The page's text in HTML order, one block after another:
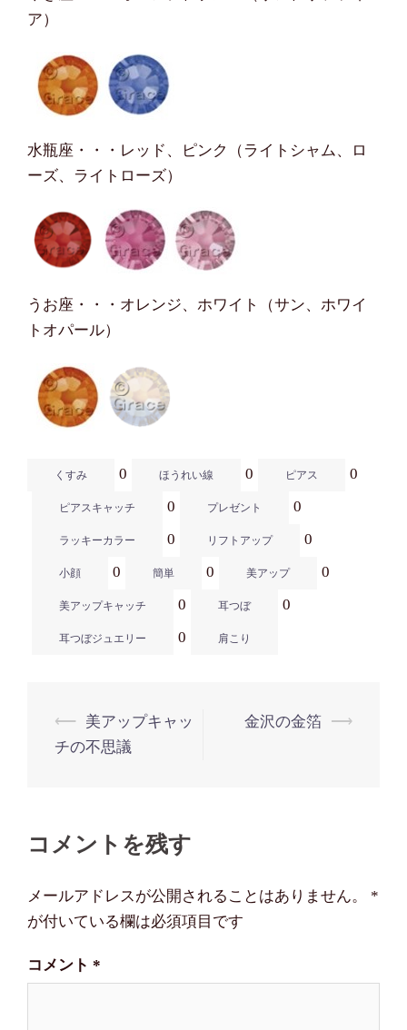
ア）
水瓶座・・・レッド、ピンク（ライトシャム、ロ
ーズ、ライトローズ）
うお座・・・オレンジ、ホワイト（サン、ホワイ
トオパール）
くすみ 0 ほうれい線 0 ピアス 0
ピアスキャッチ 0 プレゼント 0
ラッキーカラー 0 リフトアップ 0
小顔 0 簡単 0 美アップ 0
美アップキャッチ 0 耳つぼ 0
耳つぼジュエリー 0 肩こり
投
稿
ゲ
ー
シ
ョ
ン
⟵
美アップキャッ
チの不思議
金沢の金箔 ⟶
コメントを残す
メールアドレスが公開されることはありません。
*
が付いている欄は必須項目です
コメント *